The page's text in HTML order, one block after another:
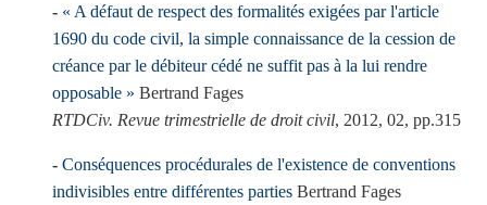
« A défaut de respect des formalités exigées par l'article
1690 du code civil, la simple connaissance de la cession de
créance par le débiteur cédé ne suffit pas à la lui rendre
opposable » Bertrand Fages
RTDCiv. Revue trimestrielle de droit civil, 2012, 02, pp.315
Conséquences procédurales de l'existence de conventions
indivisibles entre différentes parties Bertrand Fages